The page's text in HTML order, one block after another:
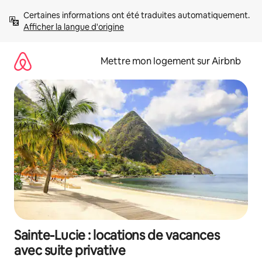
directement
Afficher la langue d'origine
Mettre mon logement sur Airbnb
Sainte-Lucie : locations de vacances
avec suite privative